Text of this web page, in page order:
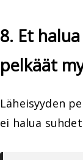
8. Et
pelkäät
Läheisyyden
ei halua